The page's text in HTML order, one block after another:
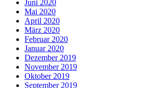
Juni 2020
Mai 2020
April 2020
März 2020
Februar 2020
Januar 2020
Dezember 2019
November 2019
Oktober 2019
September 2019